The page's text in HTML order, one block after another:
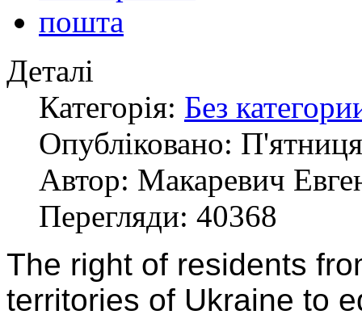
Деталі
Категорія: Без
Опубліковано:
Автор: Макаревич
Перегляди: 40368
The right of residents
territories of Ukraine to